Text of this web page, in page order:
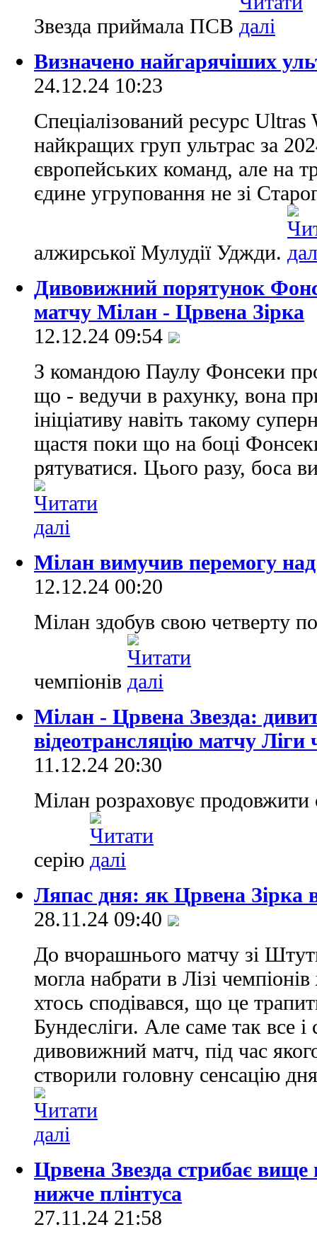
Звезда приймала ПСВ
Визначено найгарячіших
24.12.24 10:23
Спеціалізований ресурс
найкращих груп ультрас за
європейських команд, але на
єдине угруповання не зі
алжирської Мулудії Уджди.
Дивовижний порятунок
матчу Мілан - Црвена Зірка
12.12.24 09:54
З командою Паулу Фонсеки
що - ведучи в рахунку, вона
ініціативу навіть такому
щастя поки що на боці
рятуватися. Цього разу, боса
Мілан вимучив перемогу
12.12.24 00:20
Мілан здобув свою четверту
чемпіонів
Мілан - Црвена Звезда:
відеотрансляцію матчу Ліги
11.12.24 20:30
Мілан розраховує
серію
Ляпас дня: як Црвена Зірка
28.11.24 09:40
До вчорашнього матчу зі
могла набрати в Лізі
хтось сподівався, що це
Бундесліги. Але саме так все
дивовижний матч, під час
створили головну сенсацію
Црвена Звезда стрибає
нижче плінтуса
27.11.24 21:58